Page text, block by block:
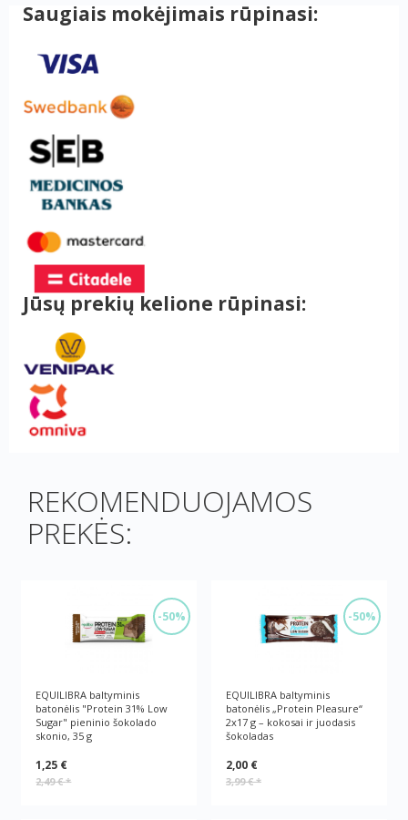
Saugiais mokėjimais rūpinasi:
Jūsų prekių kelione rūpinasi:
REKOMENDUOJAMOS
PREKĖS:
-50%
EQUILIBRA baltyminis
batonėlis "Protein 31% Low
Sugar" pieninio šokolado
skonio, 35 g
1,25 €
2,49 €*
-50%
EQUILIBRA baltyminis
batonėlis „Protein Pleasure“
2x17 g – kokosai ir juodasis
šokoladas
2,00 €
3,99 €*